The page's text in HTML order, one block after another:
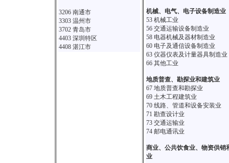
3206 南通市
3303 温州市
3702 青岛市
4403 深圳特区
4408 湛江市
机械、电气、电子设备制造业
53 机械工业
56 交通运输设备制造业
58 电器机械及器材制造业
60 电子及通信设备制造业
63 仪器仪表及计量器具制造业
66 其他工业
地质普查、勘探业和建筑业
67 地质普查和勘探业
69 土木工程建筑业
70 线路、管道和设备安装业
71 勘查设计业
73 交通运输业
74 邮电通讯业
商业、公共饮食业、物资供销
业